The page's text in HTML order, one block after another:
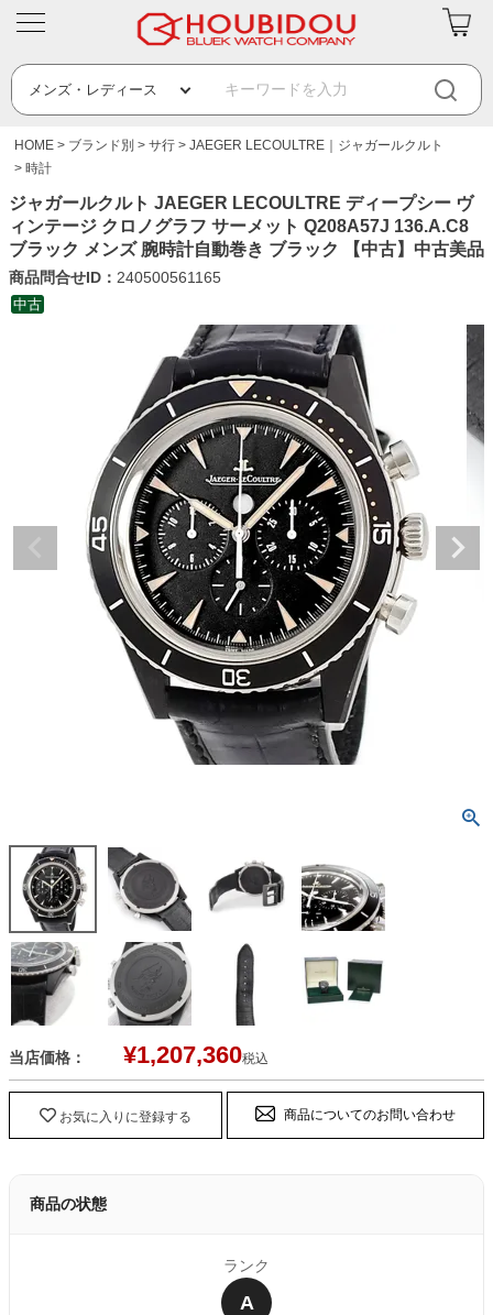
HOME ブランド別 サ行
JAEGER LECOULTRE｜ジャガールクルト
時計
ジャガールクルト JAEGER LECOULTRE ディープシー ヴ
ィンテージ クロノグラフ サーメット Q208A57J 136.A.C8
ブラック メンズ 腕時計自動巻き ブラック 【中古】中古美品
商品問合せID： 240500561165
中古
当店価格： ¥1,207,360税込
お気に入りに登録する 商品についてのお問い合わせ
商品の状態
ランク
A